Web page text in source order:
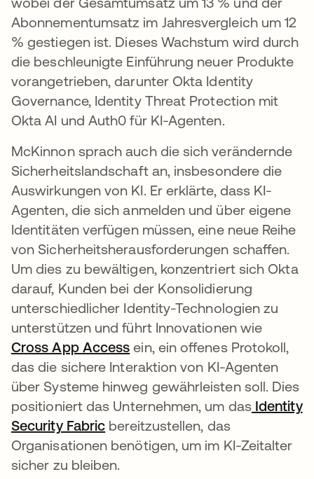
Abonnementumsatz im Jahresvergleich um 12
% gestiegen ist. Dieses Wachstum wird durch
die beschleunigte Einführung neuer Produkte
vorangetrieben, darunter Okta Identity
Governance, Identity Threat Protection mit
Okta AI und Auth0 für KI-Agenten.
McKinnon sprach auch die sich verändernde
Sicherheitslandschaft an, insbesondere die
Auswirkungen von KI. Er erklärte, dass KI-
Agenten, die sich anmelden und über eigene
Identitäten verfügen müssen, eine neue Reihe
von Sicherheitsherausforderungen schaffen.
Um dies zu bewältigen, konzentriert sich Okta
darauf, Kunden bei der Konsolidierung
unterschiedlicher Identity-Technologien zu
unterstützen und führt Innovationen wie
Cross App Access wird in einer neuen
ein, ein offenes Protokoll,
das die sichere Interaktion von KI-Agenten
über Systeme hinweg gewährleisten soll. Dies
positioniert das Unternehmen, um dasIdentity
Security Fabric wird in einer neuen
bereitzustellen, das
Organisationen benötigen, um im KI-Zeitalter
sicher zu bleiben.